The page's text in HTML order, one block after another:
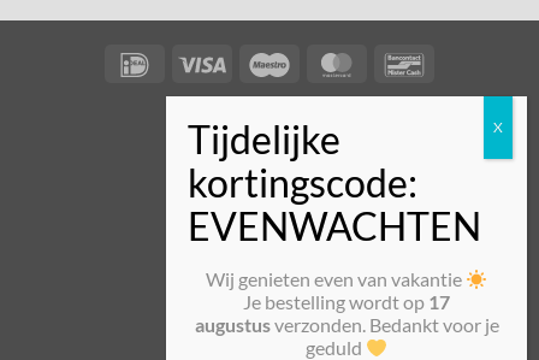
IDeal Visa Maestro MasterCard
Wij genieten even van vakantie
Je bestelling wordt op 17
augustusverzonden. Bedankt voor je
geduld